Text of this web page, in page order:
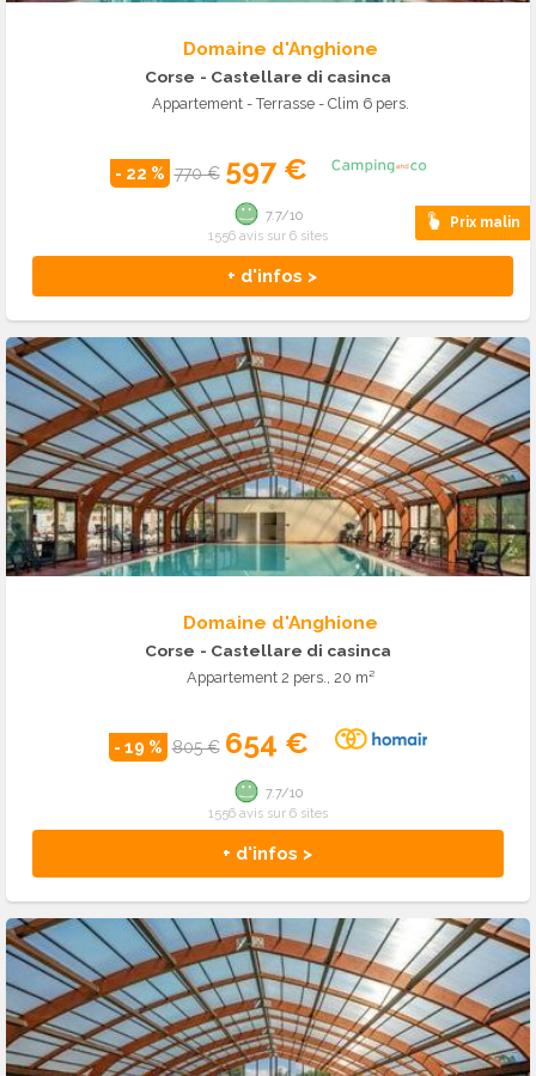
Domaine d'Anghione
Corse - Castellare di casinca
Appartement - Terrasse - Clim 6 pers.
- 22 % 770 € 597 €
Prix malin
+ d'infos >
7.7/10
1556 avis sur 6 sites
Domaine d'Anghione
Corse - Castellare di casinca
Appartement 2 pers., 20 m²
- 19 % 805 € 654 €
+ d'infos >
7.7/10
1556 avis sur 6 sites